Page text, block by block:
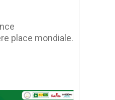
place mondiale.